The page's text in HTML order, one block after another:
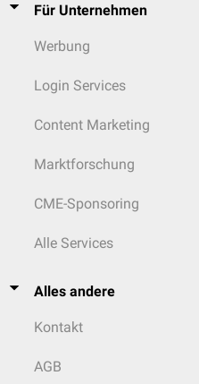
Für Unternehmen
Werbung
Login Services
Content Marketing
Marktforschung
CME-Sponsoring
Alle Services
Alles andere
Kontakt
AGB